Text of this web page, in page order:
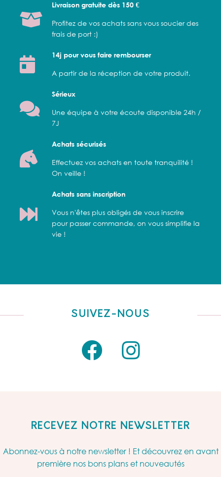
Livraison gratuite dès 150 €
Profitez de vos achats sans vous soucier des
frais de port :)
14j pour vous faire rembourser
A partir de la réception de votre produit.
Sérieux
Une équipe à votre écoute disponible 24h /
7J
Achats sécurisés
Effectuez vos achats en toute tranquilité !
On veille !
Achats sans inscription
Vous n'êtes plus obligés de vous inscrire
pour passer commande, on vous simplifie la
vie !
SUIVEZ-NOUS
RECEVEZ NOTRE NEWSLETTER
Abonnez-vous à notre newsletter ! Et découvrez en avant
première nos bons plans et nouveautés